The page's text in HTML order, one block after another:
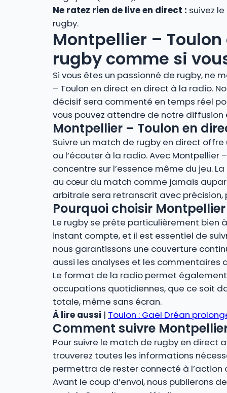
Ne ratez rien de live en direct : suivez
rugby.
Montpellier –
rugby comme si
Si vous êtes un passionné de rugby, ne
– Toulon en direct en direct à la radio.
décisif sera commenté en temps réel
vous pouvez attendre de notre diffusion
Montpellier – Toulon en
Suivre un match de rugby en direct
ou l’écouter à la radio. Avec Montpellier
concentre sur l’essence même du jeu.
au cœur du match comme jamais
arbitrale sera retranscrit avec
Pourquoi choisir
Le rugby se prête particulièrement bien
instant compte, et il est essentiel de
nous garantissons une couverture
aussi les analyses et les commentaires
Le format de la radio permet
occupations quotidiennes, que ce soit
totale, même sans écran.
À lire aussi | Toulon : Gaël Dréan
Comment suivre
Pour suivre le match de rugby en direct
trouverez toutes les informations
permettra de rester connecté à l’action
Avant le coup d’envoi, nous publierons